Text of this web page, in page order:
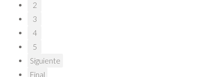
2
3
4
5
Siguiente
Final